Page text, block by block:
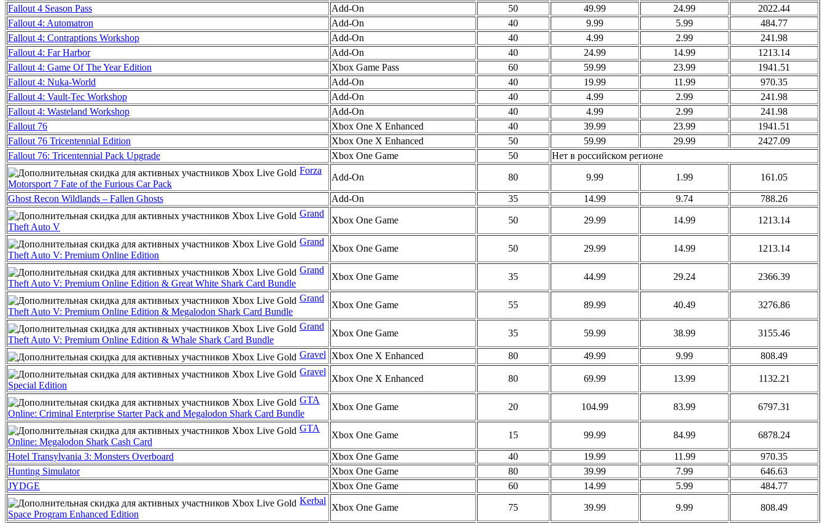
Fallout 4 Season Pass
Add-On 50 49.99 24.99
2022.44
Fallout 4: Automatron
Add-On 40 9.99 5.99
484.77
Fallout 4: Contraptions Workshop
Add-On 40 4.99 2.99
241.98
Fallout 4: Far Harbor
Add-On 40 24.99 14.99
1213.14
Fallout 4: Game Of The Year Edition
Xbox Game Pass 60 59.99 23.99
1941.51
Fallout 4: Nuka-World
Add-On 40 19.99 11.99
970.35
Fallout 4: Vault-Tec Workshop
Add-On 40 4.99 2.99
241.98
Fallout 4: Wasteland Workshop
Add-On 40 4.99 2.99
241.98
Fallout 76
Xbox One X Enhanced 40 39.99 23.99
1941.51
Fallout 76 Tricentennial Edition
Xbox One X Enhanced 50 59.99 29.99
2427.09
Fallout 76: Tricentennial Pack Upgrade
Xbox One Game 50
Нет в российском регионе
Forza
Motorsport 7 Fate of the Furious Car Pack
Add-On 80 9.99 1.99 161.05
Ghost Recon Wildlands – Fallen Ghosts Add-On 35 14.99 9.74
788.26
Grand
Theft Auto V
Xbox One Game 50 29.99 14.99 1213.14
Grand
Theft Auto V: Premium Online Edition
Xbox One Game 50 29.99 14.99 1213.14
Grand
Theft Auto V: Premium Online Edition & Great White Shark Card Bundle
Xbox One Game 35 44.99 29.24 2366.39
Grand
Theft Auto V: Premium Online Edition & Megalodon Shark Card Bundle
Xbox One Game 55 89.99 40.49 3276.86
Grand
Theft Auto V: Premium Online Edition & Whale Shark Card Bundle
Xbox One Game 35 59.99 38.99 3155.46
Gravel Xbox One X Enhanced 80 49.99 9.99
808.49
Gravel
Special Edition
Xbox One X Enhanced 80 69.99 13.99 1132.21
GTA
Online: Criminal Enterprise Starter Pack and Megalodon Shark Card Bundle
Xbox One Game 20 104.99 83.99 6797.31
GTA
Online: Megalodon Shark Cash Card
Xbox One Game 15 99.99 84.99 6878.24
Hotel Transylvania 3: Monsters Overboard Xbox One Game 40 19.99 11.99
970.35
Hunting Simulator
Xbox One Game 80 39.99 7.99
646.63
JYDGE
Xbox One Game 60 14.99 5.99
484.77
Kerbal
Space Program Enhanced Edition
Xbox One Game 75 39.99 9.99 808.49